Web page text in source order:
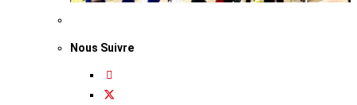
Nous Suivre